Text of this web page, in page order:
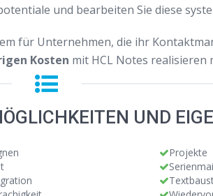
und bearbeiten Sie diese
für Unternehmen, die ihr
Kosten mit HCL Notes realisieren
UND
Projekte